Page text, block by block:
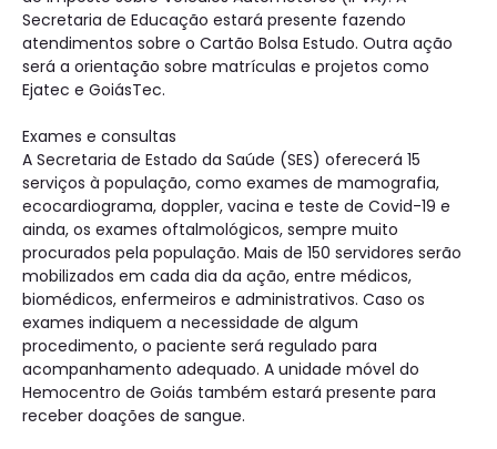
Secretaria de Educação estará presente fazendo
atendimentos sobre o Cartão Bolsa Estudo. Outra ação
será a orientação sobre matrículas e projetos como
Ejatec e GoiásTec.
Exames e consultas
A Secretaria de Estado da Saúde (SES) oferecerá 15
serviços à população, como exames de mamografia,
ecocardiograma, doppler, vacina e teste de Covid-19 e
ainda, os exames oftalmológicos, sempre muito
procurados pela população. Mais de 150 servidores serão
mobilizados em cada dia da ação, entre médicos,
biomédicos, enfermeiros e administrativos. Caso os
exames indiquem a necessidade de algum
procedimento, o paciente será regulado para
acompanhamento adequado. A unidade móvel do
Hemocentro de Goiás também estará presente para
receber doações de sangue.